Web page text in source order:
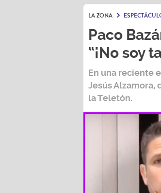
LA ZONA
Paco
“¡No soy
En una reciente
Jesús Alzamora,
la Teletón.